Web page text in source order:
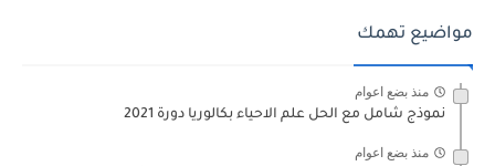
مواضيع تهمك
منذ بضع اعوام
نموذج شامل مع الحل علم الاحياء بكالوريا دورة 2021
منذ بضع اعوام